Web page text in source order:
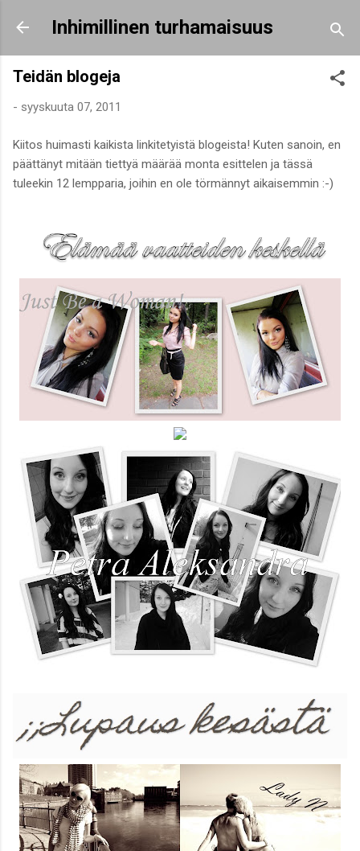
Siirry pääsisältöön
Inhimillinen turhamaisuus
Teidän blogeja
- syyskuuta 07, 2011
Kiitos huimasti kaikista linkitetyistä blogeista! Kuten sanoin, en
päättänyt mitään tiettyä määrää monta esittelen ja tässä
tuleekin 12 lempparia, joihin en ole törmännyt aikaisemmin :-)